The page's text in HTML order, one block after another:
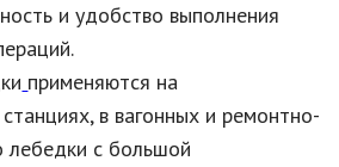
и удобство выполнения
применяются на
в вагонных и ремонтно-
лебедки с большой